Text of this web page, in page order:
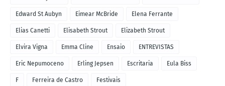
Edward St Aubyn Eimear McBride Elena Ferrante
Elias Canetti Elisabeth Strout Elizabeth Strout
Elvira Vigna Emma Cline Ensaio ENTREVISTAS
Eric Nepumoceno Erling Jepsen Escritaria Eula Biss
F Ferreira de Castro Festivais